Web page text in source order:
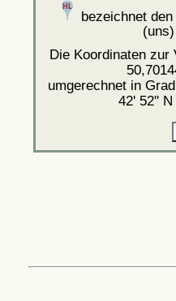
bezeichnet
Die Koordinaten zur
umgerechnet in
42' 52''